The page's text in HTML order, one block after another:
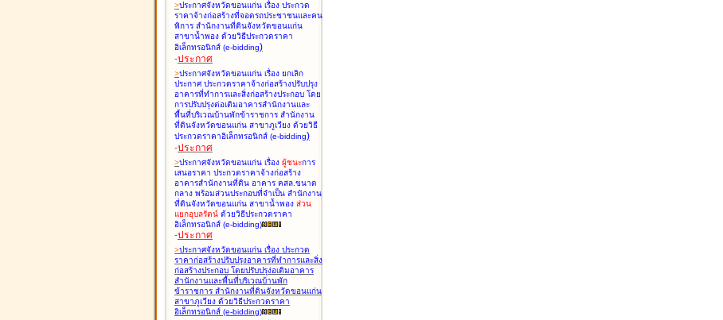
>ประกาศจังหวัดขอนแก่น เรื่อง ประกวด
ราคาจ้างก่อสร้างที่จอดรถประชาชนและคน
พิการ สำนักงานที่ดินจังหวัดขอนแก่น
สาขาน้ำพอง ด้วยวิธีประกวดราคา
อิเล็กทรอนิกส์ (e-bidding)
-ประกาศ
>ประกาศจังหวัดขอนแก่น เรื่อง ยกเลิก
ประกาศ ประกวดราคาจ้างก่อสร้างปรับปรุง
อาคารที่ทำการและสิ่งก่อสร้างประกอบ โดย
การปรับปรุงต่อเติมอาคารสำนักงานและ
พื้นที่บริเวณบ้านพักข้าราชการ สำนักงาน
ที่ดินจังหวัดขอนแก่น สาขาภูเวียง ด้วยวิธี
ประกวดราคาอิเล็กทรอนิกส์ (e-bidding)
-ประกาศ
>ประกาศจังหวัดขอนแก่น เรื่อง ผู้ชนะการ
เสนอราคา ประกวดราคาจ้างก่อสร้าง
อาคารสำนักงานที่ดิน อาคาร คสล.ขนาด
กลาง พร้อมส่วนประกอบที่จำเป็น สำนักงาน
ที่ดินจังหวัดขอนแก่น สาขาน้ำพอง ส่วน
แยกอุบลรัตน์ ด้วยวิธีประกวดราคา
อิเล็กทรอนิกส์ (e-bidding)
-ประกาศ
>ประกาศจังหวัดขอนแก่น เรื่อง ประกวด
ราคาก่อสร้างปรับปรุงอาคารที่ทำการและสิ่ง
ก่อสร้างประกอบ โดยปรับปรุง่อเติมอาคาร
สำนักงานและพื้นที่บริเวณบ้านพัก
ข้าราชการ สำนักงานที่ดินจังหวัดขอนแก่น
สาขาภูเวียง ด้วยวิธีประกวดราคา
อิเล็กทรอนิกส์ (e-bidding)